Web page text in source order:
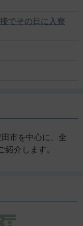
でその日に入寮
市を中心に、全
紹介します。